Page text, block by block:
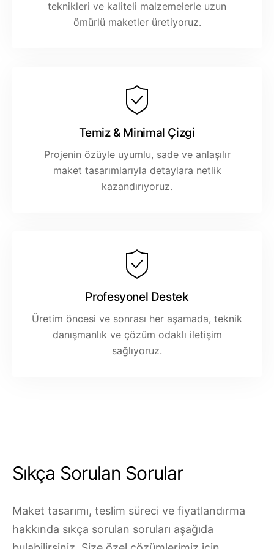
teknikleri ve kaliteli malzemelerle uzun
ömürlü maketler üretiyoruz.
Temiz & Minimal Çizgi
Projenin özüyle uyumlu, sade ve anlaşılır
maket tasarımlarıyla detaylara netlik
kazandırıyoruz.
Profesyonel Destek
Üretim öncesi ve sonrası her aşamada, teknik
danışmanlık ve çözüm odaklı iletişim
sağlıyoruz.
Sıkça Sorulan Sorular
Maket tasarımı, teslim süreci ve fiyatlandırma
hakkında sıkça sorulan soruları aşağıda